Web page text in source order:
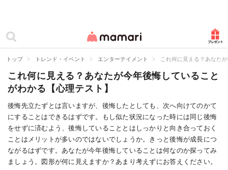
ママリ
カテゴリー一覧
妊娠
出産
赤ちゃん・育児
子育て・家族
病院
トップ トレンド・イベント エンターテイメント これ何に見える？あなた
これ何に見える？あなたが今年後悔していること
がわかる【心理テスト】
後悔先立たずとは言いますが、後悔したとしても、次へ向けてのかて
にすることはできるはずです。もし似た状況になった時には同じ後悔
をせずに済むよう、後悔していることとはしっかりと向き合っておく
ことはメリットが多いのではないでしょうか。きっと後悔が成長につ
ながるはずです。あなたが今年後悔していることは何なのか探ってみ
ましょう。図形が何に見えますか？あまり考えずにお答えください。